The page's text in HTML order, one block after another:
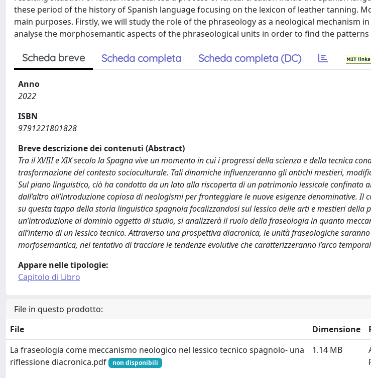
these period of the history of Spanish language focusing on the lexicon of leather tanning.
main purposes. Firstly, we will study the role of the phraseology as a neological mechanism
analyse the morphosemantic aspects of the phraseological units in order to find the
Scheda breve Scheda completa Scheda completa (DC)
Anno
2022
ISBN
9791221801828
Breve descrizione dei contenuti (Abstract)
Tra il XVIII e XIX secolo la Spagna vive un momento in cui i progressi della scienza e della tecnica
trasformazione del contesto socioculturale. Tali dinamiche influenzeranno gli antichi mestieri,
Sul piano linguistico, ciò ha condotto da un lato alla riscoperta di un patrimonio lessicale confinato
dall’altro all’introduzione copiosa di neologismi per fronteggiare le nuove esigenze denominative. Il
su questa tappa della storia linguistica spagnola focalizzandosi sul lessico delle arti e mestieri della
un’introduzione al dominio oggetto di studio, si analizzerà il ruolo della fraseologia in quanto
all’interno di un lessico tecnico. Attraverso una prospettiva diacronica, le unità fraseologiche
morfosemantica, nel tentativo di tracciare le tendenze evolutive che caratterizzeranno l’arco
Appare nelle tipologie:
Capitolo di Libro
File in questo prodotto:
File
Dimensione
La fraseologia come meccanismo neologico nel lessico tecnico spagnolo- una
riflessione diacronica.pdf
non disponibili
1.14 MB